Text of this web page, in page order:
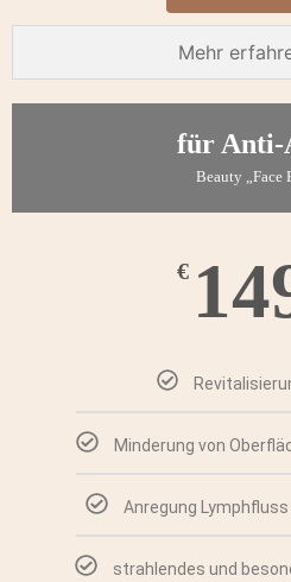
Mehr
für Anti-
Beauty „Face
€
Minderung von
Anregung
strahlendes und